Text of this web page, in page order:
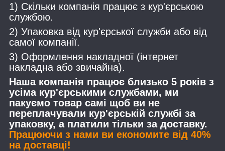
1) Скільки компанія працює з кур'єрською
службою.
2) Упаковка від кур'єрської служби або від
самої компанії.
3) Оформлення накладної (інтернет
накладна або звичайна).
Наша компанія працює близько 5 років з
усіма кур'єрськими службами, ми
пакуємо товар самі щоб ви не
переплачували кур'єрській службі за
упаковку, а платили тільки за доставку.
Працюючи з нами ви економите від 40%
на доставці!